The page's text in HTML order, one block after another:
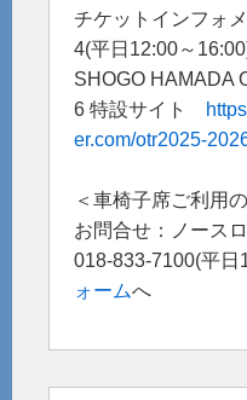
チケットインフォ
4(平日12:00～
SHOGO HAMADA
6 特設サイト
er.com/otr2025-
＜車椅子席ご利用
お問合せ：ノース
018-833-7100(平日
ォームへ